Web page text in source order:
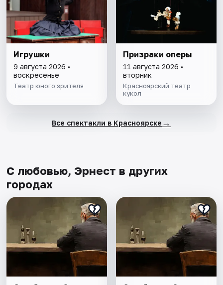
Игрушки
9 августа 2026 •
воскресенье
Театр юного зрителя
Призраки оперы
11 августа 2026 •
вторник
Красноярский театр
кукол
Все спектакли в Красноярске →
С любовью, Эрнест в других
городах